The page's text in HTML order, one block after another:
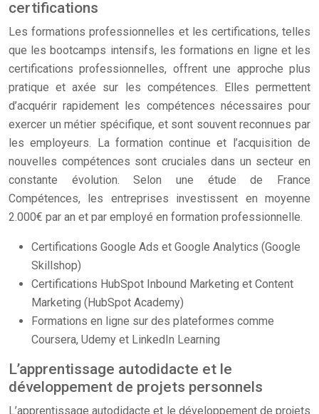
certifications
Les formations professionnelles et les certifications, telles
que les bootcamps intensifs, les formations en ligne et les
certifications professionnelles, offrent une approche plus
pratique et axée sur les compétences. Elles permettent
d’acquérir rapidement les compétences nécessaires pour
exercer un métier spécifique, et sont souvent reconnues par
les employeurs. La formation continue et l’acquisition de
nouvelles compétences sont cruciales dans un secteur en
constante évolution. Selon une étude de France
Compétences, les entreprises investissent en moyenne
2.000€ par an et par employé en formation professionnelle.
Certifications Google Ads et Google Analytics (Google
Skillshop)
Certifications HubSpot Inbound Marketing et Content
Marketing (HubSpot Academy)
Formations en ligne sur des plateformes comme
Coursera, Udemy et LinkedIn Learning
L’apprentissage autodidacte et le
développement de projets personnels
L’apprentissage autodidacte et le développement de projets